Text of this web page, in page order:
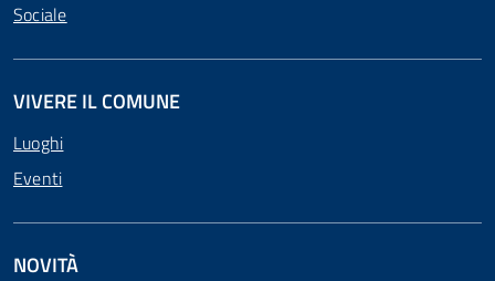
Sociale
VIVERE IL COMUNE
Luoghi
Eventi
NOVITÀ